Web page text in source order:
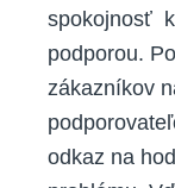
spokojnosť
podporou.
zákazníkov
odkaz na